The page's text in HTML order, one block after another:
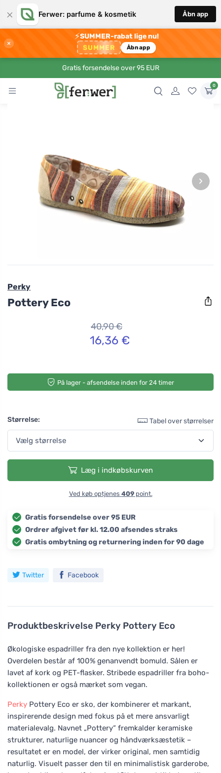
× Ferwer: parfume & kosmetik Åbn app
×
⚡SUMMER-rabat lige nu!
SUMMER Åbn app
Gratis forsendelse over 95 EUR
0
›
Produktbeskrivelse Perky Pottery Eco
Økologiske espadriller fra den nye kollektion er her!
Overdelen består af 100% genanvendt bomuld. Sålen er
lavet af kork og PET-flasker. Stribede espadriller fra boho-
kollektionen er også mærket som vegan.
Perky Pottery Eco er sko, der kombinerer et markant,
inspirerende design med fokus på et mere ansvarligt
materialevalg. Navnet „Pottery“ fremkalder keramiske
strukturer, naturlige nuancer og håndværksæstetik –
resultatet er en model, der virker original, men samtidig
naturlig. Visuelt passer den til en minimalistisk garderobe,
Perky
Pottery Eco
40,90 €
16,36 €
På lager - afsendelse inden for 24 timer
Størrelse: Tabel over størrelser
Læg i indkøbskurven
Ved køb optjenes 409point.
Gratis forsendelse over 95 EUR
Ordrer afgivet før kl. 12.00 afsendes straks
Gratis ombytning og returnering inden for 90 dage
Twitter Facebook